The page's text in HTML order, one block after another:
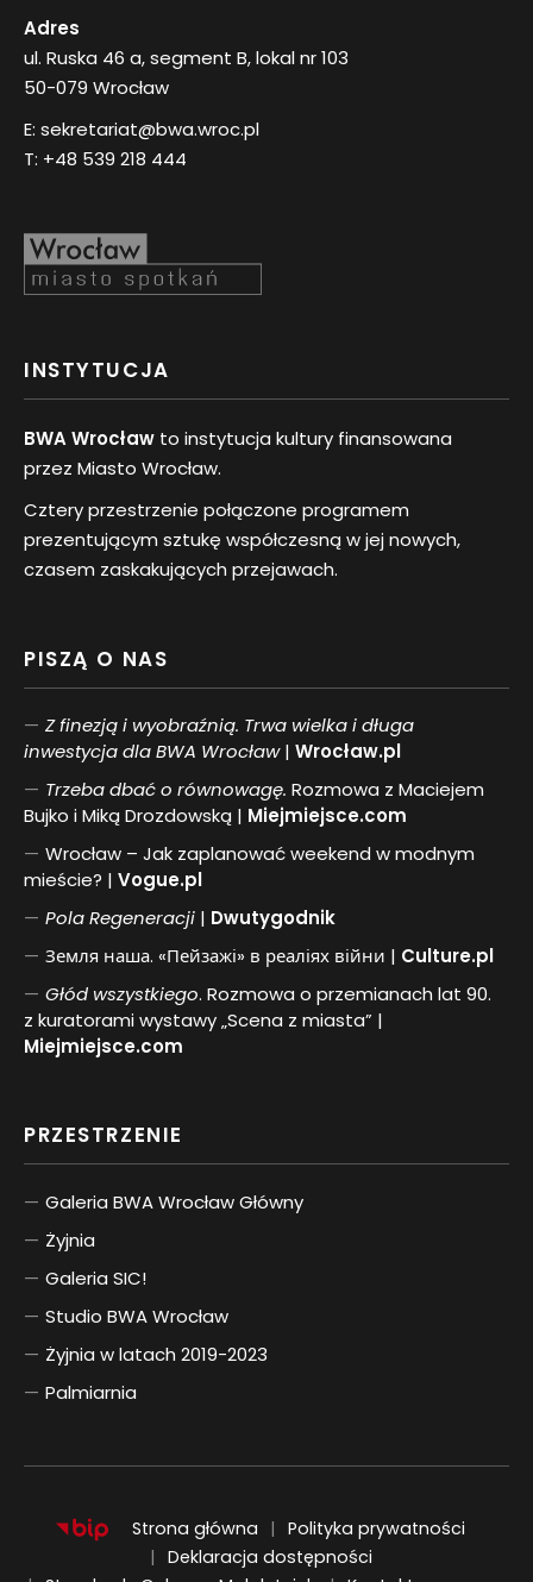
Adres
ul. Ruska 46 a, segment B, lokal nr 103
50-079 Wrocław
E: sekretariat@bwa.wroc.pl
T: +48 539 218 444
INSTYTUCJA
BWA Wrocław to instytucja kultury finansowana
przez Miasto Wrocław.
Cztery przestrzenie połączone programem
prezentującym sztukę współczesną w jej nowych,
czasem zaskakujących przejawach.
PISZĄ O NAS
Z finezją i wyobraźnią. Trwa wielka i długa
inwestycja dla BWA Wrocław| Wrocław.pl
Trzeba dbać o równowagę. Rozmowa z Maciejem
Bujko i Miką Drozdowską | Miejmiejsce.com
Wrocław – Jak zaplanować weekend w modnym
mieście? | Vogue.pl
PolaRegeneracji | Dwutygodnik
Земля наша. «Пейзажі» в реаліях війни | Culture.pl
Głód wszystkiego. Rozmowa o przemianach lat 90.
z kuratorami wystawy „Scena z miasta” |
Miejmiejsce.com
PRZESTRZENIE
Galeria BWA Wrocław Główny
Żyjnia
Galeria SIC!
Studio BWA Wrocław
Żyjnia w latach 2019-2023
Palmiarnia
Strona główna
Polityka prywatności
Deklaracja dostępności